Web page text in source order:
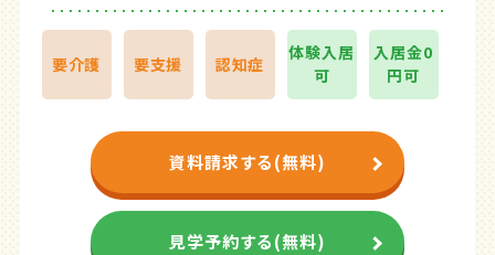
要介護 要支援 認知症
体験入居
可
入居金0
円可
資料請求する(無料)
見学予約する(無料)